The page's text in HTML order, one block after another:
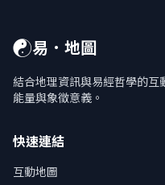
☯易．地圖
結合地理資訊與易經哲學的
能量與象徵意義。
快速連結
互動地圖